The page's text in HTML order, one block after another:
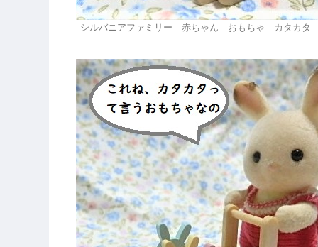
シルバニアファミリー 赤ちゃん おもちゃ カタカタ